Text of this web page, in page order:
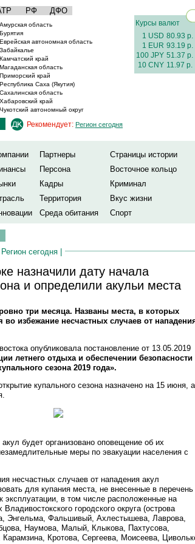
РФ ДФО
Амурская область
Бурятия
Еврейская автономная область
Забайкалье
Камчатский край
Магаданская область
Приморский край
Республика Саха (Якутия)
Сахалинская область
Хабаровский край
Чукотский автономный округ
Курсы валют
1 USD 80.93 р.
1 EUR 93.19 р.
100 JPY 51.37 р.
10 CNY 11.97 р.
Рекомендует: Регион сегодня
Партнеры
Страницы истории
Персона
Восточное кольцо
Кадры
Криминал
Территория
Вкус жизни
Среда обитания Спорт
Регион сегодня |
назначили дату начала
и определили акульи места
три месяца. Названы места, в которых
во избежание несчастных случаев от
опубликовала постановление от 13.05.2019
летнего отдыха и обеспечении безопасности
сезона 2019 года».
купального сезона назначено на 15 июня, а
будет организовано оповещение об их
меры по эвакуации населения с
несчастных случаев от нападения акул
для купания места, не внесенные в перечень
эксплуатации, в том числе расположенные на
городского округа (острова
Энгельма, Фальшивый, Ахлестышева, Лаврова,
Наумова, Малый, Клыкова, Пахтусова,
Кротова, Сергеева, Моисеева,